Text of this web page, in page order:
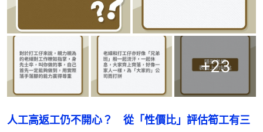
+23
人工高返工仍不開心？　從「性價比」評估筍工有三